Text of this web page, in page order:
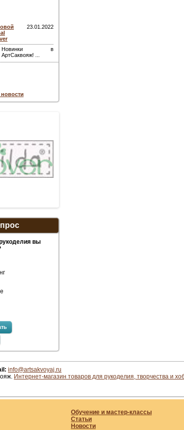
23.01.2022
Новинки в
АртСаквояж! ...
вы
info@artsakvoyaj.ru
Интернет-магазин товаров для рукоделия, творчества и
Обучение и мастер-классы
Статьи
Новости